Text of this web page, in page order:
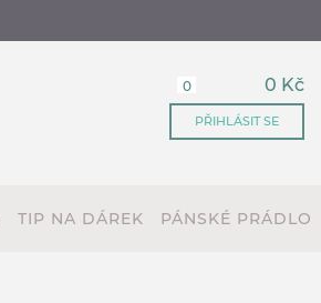
0 0 Kč
PŘIHLÁSIT SE
TIP NA DÁREK PÁNSKÉ PRÁDLO